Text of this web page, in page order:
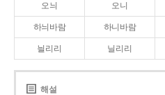
오늬 오니
하늬바람 하니바람
늴리리 닐리리
해설